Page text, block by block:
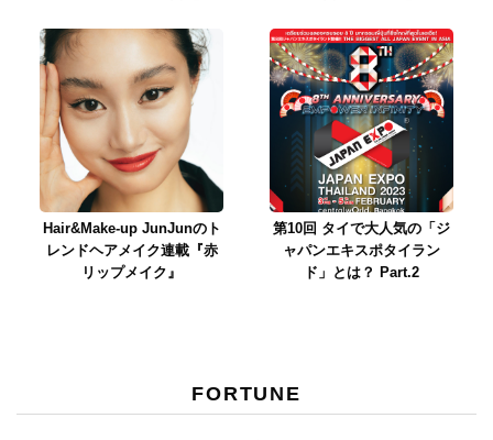
Hair&Make-up JunJunのト
レンドヘアメイク連載『赤
リップメイク』
第10回 タイで大人気の「ジ
ャパンエキスポタイラン
ド」とは？ Part.2
FORTUNE